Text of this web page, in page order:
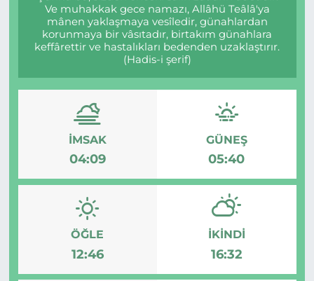
Ve muhakkak gece namazı, Allâhü Teâlâ'ya
mânen yaklaşmaya vesîledir, günahlardan
korunmaya bir vâsıtadır, birtakım günahlara
keffârettir ve hastalıkları bedenden uzaklaştırır.
(Hadis-i şerif)
İMSAK
04:09
GÜNEŞ
05:40
ÖĞLE
12:46
İKINDI
16:32